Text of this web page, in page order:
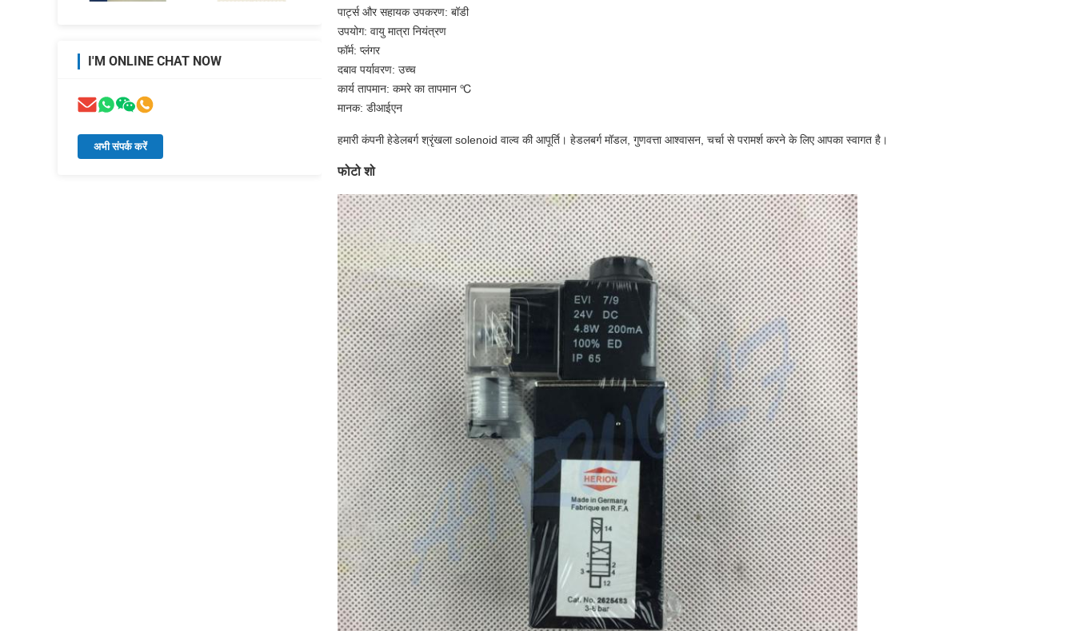
I'M ONLINE CHAT NOW
अभी संपर्क करें
पार्ट्स और सहायक उपकरण: बॉडी
उपयोग: वायु मात्रा नियंत्रण
फॉर्म: प्लंगर
दबाव पर्यावरण: उच्च
कार्य तापमान: कमरे का तापमान ℃
मानक: डीआईएन
हमारी कंपनी हेडेलबर्ग श्रृंखला solenoid वाल्व की आपूर्ति। हेडलबर्ग मॉडल, गुणवत्ता आश्वासन, चर्चा से परामर्श करने के लिए आपका स्वागत है।
फोटो शो